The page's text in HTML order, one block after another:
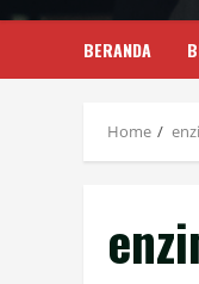
BERANDA
Home